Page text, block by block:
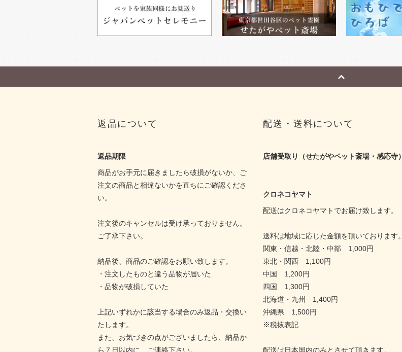
返品について
返品期限
商品がお手元に届きましたら破損がないか、ご
注文の商品と相違ないかを直ちにご確認くださ
い。
注文後のキャンセルは受け承っておりません。
ご了承下さい。
納品後、商品のご確認をお願い致します。
・注文したものと違う品物が届いた
・品物が破損していた
上記いずれかに該当する場合のみ返品・交換い
たします。
また、お気づきの点がございましたら、納品か
ら７日以内に、ご連絡下さい。
配送・送料について
店舗受取り（せたがやペット斎場・感応寺）
クロネコヤマト
配送はクロネコヤマトでお届け致します。
送料は地域に応じた金額を頂いております。
関東・信越・北陸・中部 1,000円
東北・関西 1,100円
中国 1,200円
四国 1,300円
北海道・九州 1,400円
沖縄県 1,500円
※税抜表記
配送は日本国内のみとさせて頂きます。